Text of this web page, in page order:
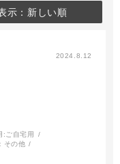
示：新しい順
2024.8.12
:ご自宅用
その他